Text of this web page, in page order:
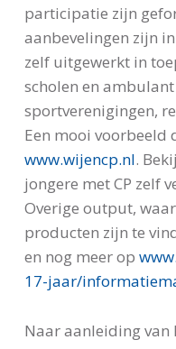
participatie zijn
aanbevelingen zijn
zelf uitgewerkt in
scholen en
sportverenigingen,
Een mooi voorbeeld
www.wijencp.nl.
jongere met CP zelf
Overige output,
producten zijn te
en nog meer op
17-jaar/
Naar aanleiding van